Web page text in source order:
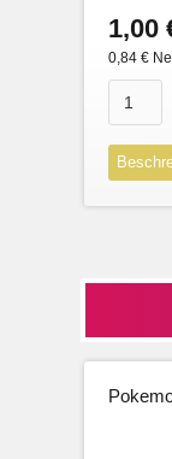
1,00
0,84 €